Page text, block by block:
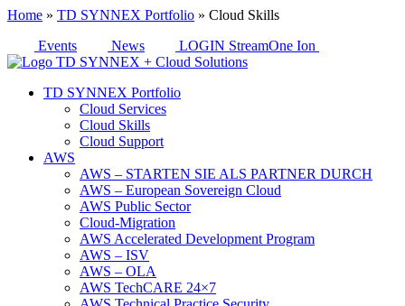
Home » TD SYNNEX Portfolio » Cloud Skills
Events
News LOGIN StreamOne Ion
TD SYNNEX Portfolio
Cloud Services
Cloud Skills
Cloud Support
AWS
AWS – STARTEN SIE ALS PARTNER DURCH
AWS – European Sovereign Cloud
AWS Public Sector
Cloud-Migration
AWS Accelerated Development Program
AWS – ISV
AWS – OLA
AWS TechCARE 24×7